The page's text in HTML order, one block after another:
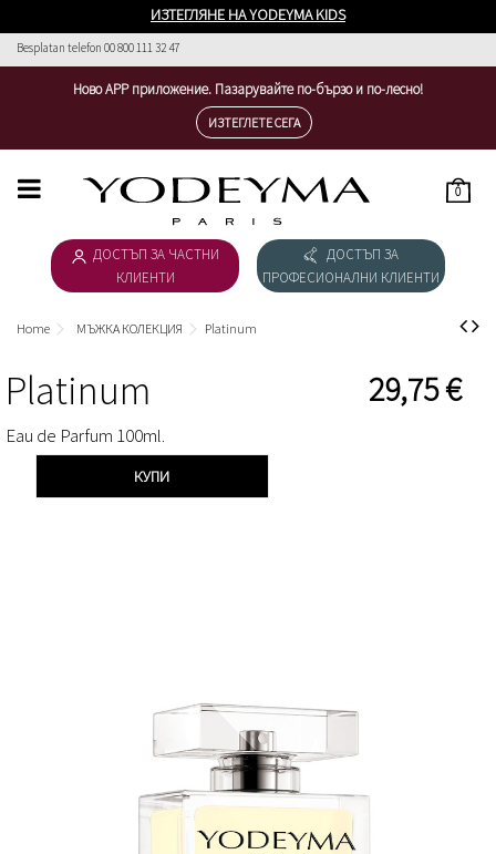
ИЗТЕГЛЯНЕ НА YODEYMA KIDS
Besplatan telefon 00 800 111 32 47
Ново APP приложение. Пазарувайте по-бързо и по-лесно!
ИЗТЕГЛЕТЕ СЕГА
0
ДОСТЪП ЗА ЧАСТНИ
КЛИЕНТИ
ДОСТЪП ЗА
ПРОФЕСИОНАЛНИ КЛИЕНТИ
ДАМСКА КОЛЕКЦИЯ
КОЗМЕТИКА
ESSENTIAL COSMETICS
THE NICHE COLLECTION
Home МЪЖКА КОЛЕКЦИЯ Platinum
Platinum
Eau de Parfum 100ml.
29,75 €
КУПИ